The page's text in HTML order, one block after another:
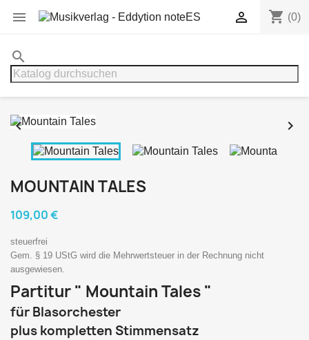
 shopping_cart (0)

search
 
MOUNTAIN TALES
109,00 €
steuerfrei
Gem. § 19 UStG wird die Mehrwertsteuer in der Rechnung nicht
ausgewiesen.
Partitur " Mountain Tales "
für Blasorchester
plus kompletten Stimmensatz